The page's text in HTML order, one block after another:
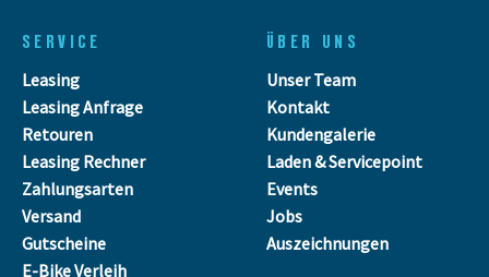
SERVICE
Leasing
Leasing Anfrage
Retouren
Leasing Rechner
Zahlungsarten
Versand
Gutscheine
E-Bike Verleih
ÜBER UNS
Unser Team
Kontakt
Kundengalerie
Laden & Servicepoint
Events
Jobs
Auszeichnungen